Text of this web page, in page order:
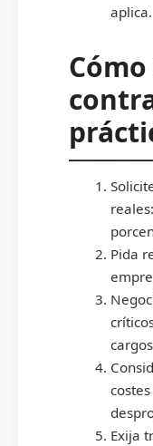
aplica.
Pida
Exija